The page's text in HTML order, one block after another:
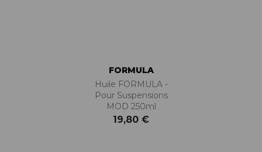
FORMULA
Huile FORMULA -
Pour Suspensions
MOD 250ml
19,80 €